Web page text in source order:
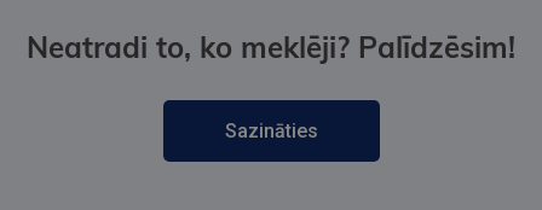
Neatradi to, ko meklēji? Palīdzēsim!
Sazināties